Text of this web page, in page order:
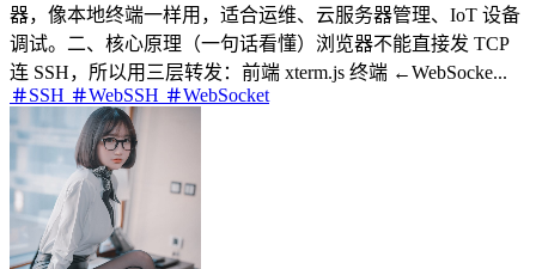
器，像本地终端一样用，适合运维、云服务器管理、IoT 设备
调试。二、核心原理（一句话看懂）浏览器不能直接发 TCP
连 SSH，所以用三层转发：前端 xterm.js 终端 ←WebSocke...
SSH
WebSSH WebSocket